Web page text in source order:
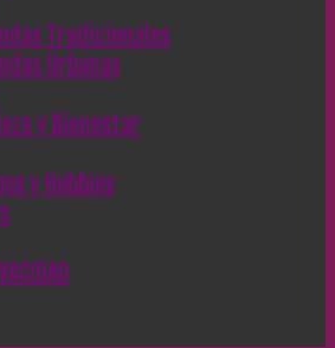
Tradicionales
Urbanas
y Bienestar
y Hobbies